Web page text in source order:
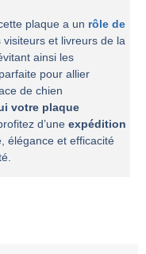
plaque a un rôle de
visiteurs et livreurs de la
ainsi les
pour allier
de chien
votre plaque
d’une expédition
élégance et efficacité